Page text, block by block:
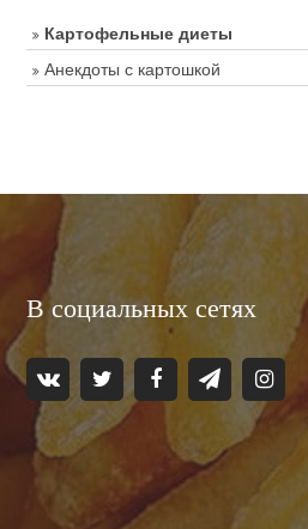
Картофельные диеты
Анекдоты с картошкой
В социальных сетях